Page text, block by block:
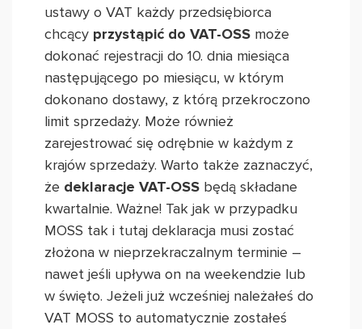
ustawy o VAT każdy przedsiębiorca
chcący przystąpić do VAT-OSS może
dokonać rejestracji do 10. dnia miesiąca
następującego po miesiącu, w którym
dokonano dostawy, z którą przekroczono
limit sprzedaży. Może również
zarejestrować się odrębnie w każdym z
krajów sprzedaży. Warto także zaznaczyć,
że deklaracje VAT-OSS będą składane
kwartalnie. Ważne! Tak jak w przypadku
MOSS tak i tutaj deklaracja musi zostać
złożona w nieprzekraczalnym terminie –
nawet jeśli upływa on na weekendzie lub
w święto. Jeżeli już wcześniej należałeś do
VAT MOSS to automatycznie zostałeś